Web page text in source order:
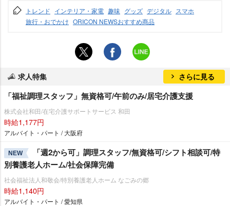
トレンド インテリア・家電 趣味 グッズ デジタル スマホ
旅行・おでかけ ORICON NEWSおすすめ商品
求人特集 さらに見る
「福祉調理スタッフ」無資格可/午前のみ/居宅介護支援
株式会社和田/在宅介護サポートサービス 和田
時給1,177円
アルバイト・パート / 大阪府
NEW
「週2から可」調理スタッフ/無資格可/シフト相談可/特
別養護老人ホーム/社会保障完備
社会福祉法人和敬会/特別養護老人ホーム なごみの郷
時給1,140円
アルバイト・パート / 愛知県